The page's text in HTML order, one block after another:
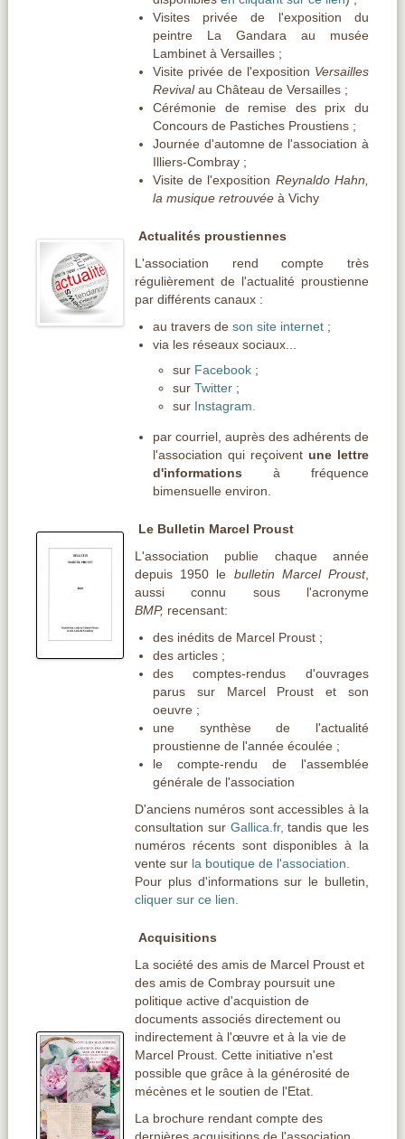
Visites privée de l'exposition du
peintre La Gandara au musée
Lambinet à Versailles ;
Visite privée de l'exposition Versailles
Revivalau Château de Versailles ;
Cérémonie de remise des prix du
Concours de Pastiches Proustiens ;
Journée d'automne de l'association à
Illiers-Combray ;
Visite de l'exposition Reynaldo Hahn,
la musique retrouvéeà Vichy
Actualités proustiennes
L'association rend compte très
régulièrement de l'actualité proustienne
par différents canaux :
au travers de son site internet;
via les réseaux sociaux...
sur Facebook ;
sur Twitter;
sur Instagram.
par courriel, auprès des adhérents de
l'association qui reçoivent une lettre
d'informations à fréquence
bimensuelle environ.
Le Bulletin Marcel Proust
L'association publie chaque année
depuis 1950 le bulletin Marcel Proust,
aussi connu sous l'acronyme
BMP, recensant:
des inédits de Marcel Proust ;
des articles ;
des comptes-rendus d'ouvrages
parus sur Marcel Proust et son
oeuvre ;
une synthèse de l'actualité
proustienne de l'année écoulée ;
le compte-rendu de l'assemblée
générale de l'association
D'anciens numéros sont accessibles à la
consultation sur Gallica.fr,tandis que les
numéros récents sont disponibles à la
vente sur la boutique de l'association.
Pour plus d'informations sur le bulletin,
cliquer sur ce lien.
Acquisitions
La société des amis de Marcel Proust et
des amis de Combray poursuit une
politique active d'acquistion de
documents associés directement ou
indirectement à l'œuvreet à la vie de
Marcel Proust. Cette initiative n'est
possible que grâce à la générosité de
mécènes et le soutien de l'Etat.
La brochure rendant compte des